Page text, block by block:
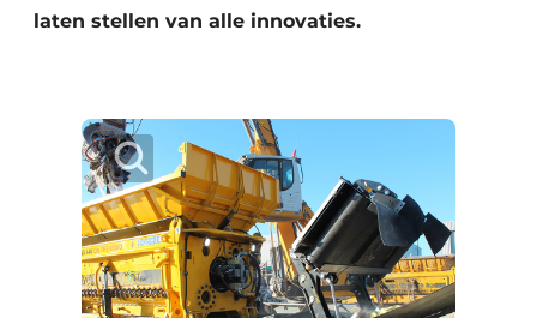
Transportbanden
Bedrijfsafval
Bouw & Sloopafval
Elektronisch Afval
laten stellen van alle innovaties.